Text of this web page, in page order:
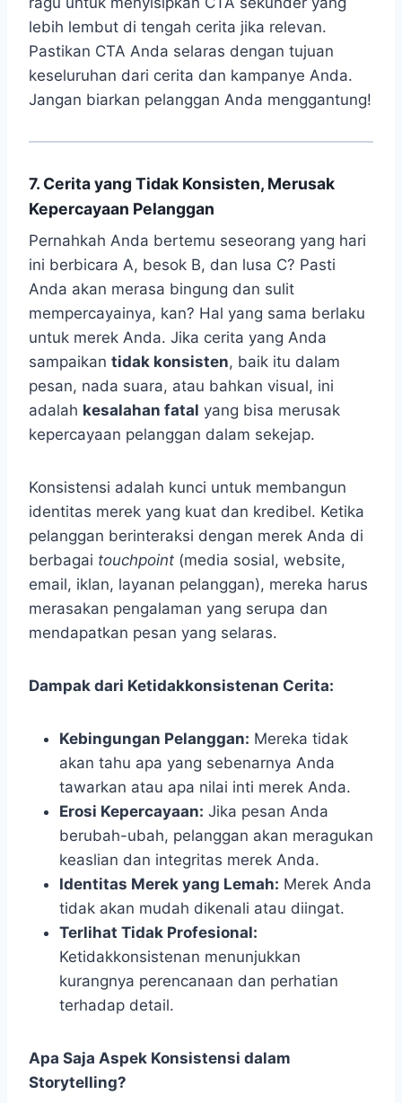
lebih lembut di tengah cerita jika relevan.
Pastikan CTA Anda selaras dengan tujuan
keseluruhan dari cerita dan kampanye Anda.
Jangan biarkan pelanggan Anda menggantung!
7. Cerita yang Tidak Konsisten, Merusak
Kepercayaan Pelanggan
Pernahkah Anda bertemu seseorang yang hari
ini berbicara A, besok B, dan lusa C? Pasti
Anda akan merasa bingung dan sulit
mempercayainya, kan? Hal yang sama berlaku
untuk merek Anda. Jika cerita yang Anda
sampaikan tidak konsisten, baik itu dalam
pesan, nada suara, atau bahkan visual, ini
adalah kesalahan fatal yang bisa merusak
kepercayaan pelanggan dalam sekejap.
Konsistensi adalah kunci untuk membangun
identitas merek yang kuat dan kredibel. Ketika
pelanggan berinteraksi dengan merek Anda di
berbagai touchpoint (media sosial, website,
email, iklan, layanan pelanggan), mereka harus
merasakan pengalaman yang serupa dan
mendapatkan pesan yang selaras.
Dampak dari Ketidakkonsistenan Cerita:
Kebingungan Pelanggan: Mereka tidak
akan tahu apa yang sebenarnya Anda
tawarkan atau apa nilai inti merek Anda.
Erosi Kepercayaan: Jika pesan Anda
berubah-ubah, pelanggan akan meragukan
keaslian dan integritas merek Anda.
Identitas Merek yang Lemah: Merek Anda
tidak akan mudah dikenali atau diingat.
Terlihat Tidak Profesional:
Ketidakkonsistenan menunjukkan
kurangnya perencanaan dan perhatian
terhadap detail.
Apa Saja Aspek Konsistensi dalam
Storytelling?